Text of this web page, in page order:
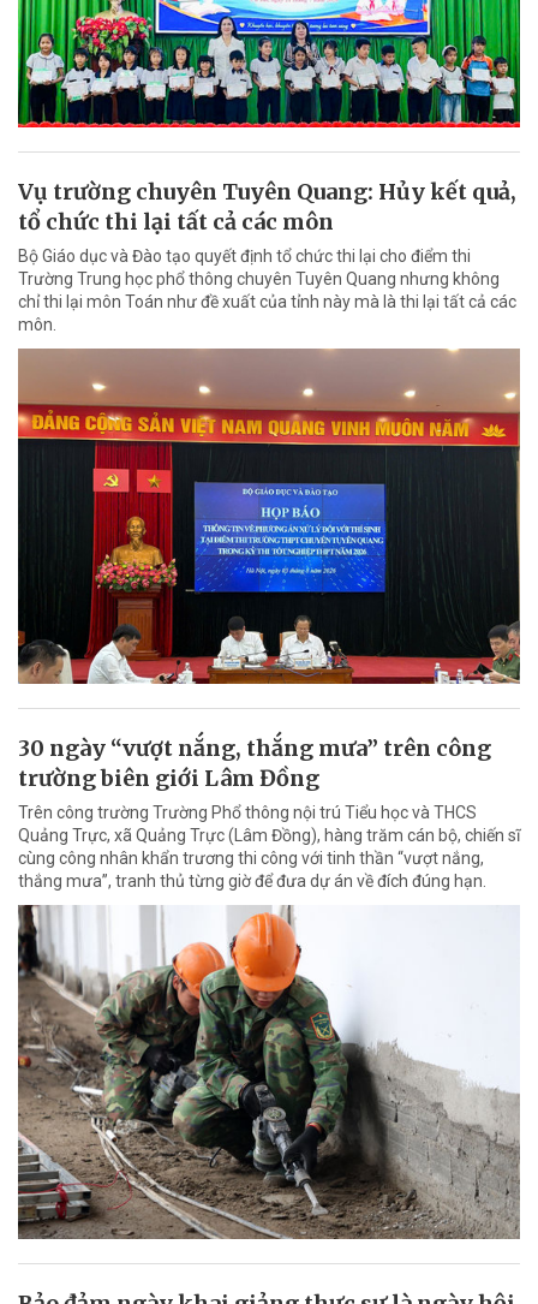
Vụ trường chuyên Tuyên Quang: Hủy kết quả,
tổ chức thi lại tất cả các môn
Bộ Giáo dục và Đào tạo quyết định tổ chức thi lại cho điểm thi
Trường Trung học phổ thông chuyên Tuyên Quang nhưng không
chỉ thi lại môn Toán như đề xuất của tỉnh này mà là thi lại tất cả các
môn.
30 ngày “vượt nắng, thắng mưa” trên công
trường biên giới Lâm Đồng
Trên công trường Trường Phổ thông nội trú Tiểu học và THCS
Quảng Trực, xã Quảng Trực (Lâm Đồng), hàng trăm cán bộ, chiến sĩ
cùng công nhân khẩn trương thi công với tinh thần “vượt nắng,
thắng mưa”, tranh thủ từng giờ để đưa dự án về đích đúng hạn.